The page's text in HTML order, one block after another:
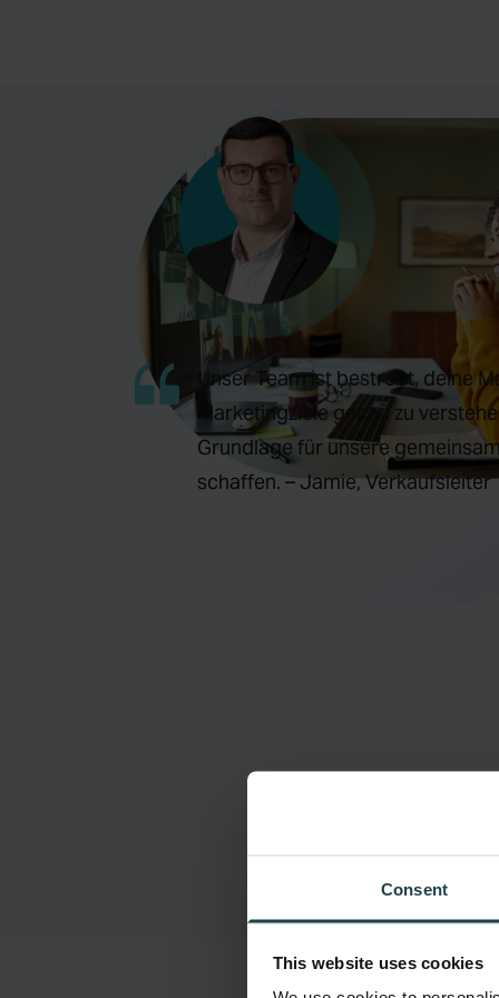
Consent
This website uses cookies
Unser Team ist bestrebt, deine
Marketingziele genau zu
Grundlage für unsere
schaffen. – Jamie, Verkaufsleiter